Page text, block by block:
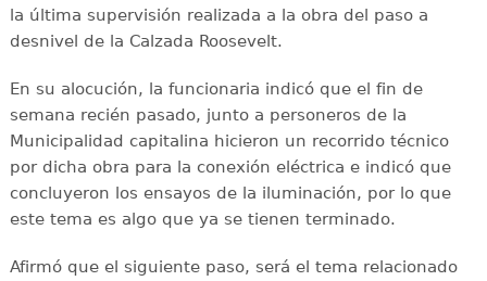
la última supervisión realizada a la obra del paso a
desnivel de la Calzada Roosevelt.
En su alocución, la funcionaria indicó que el fin de
semana recién pasado, junto a personeros de la
Municipalidad capitalina hicieron un recorrido técnico
por dicha obra para la conexión eléctrica e indicó que
concluyeron los ensayos de la iluminación, por lo que
este tema es algo que ya se tienen terminado.
Afirmó que el siguiente paso, será el tema relacionado